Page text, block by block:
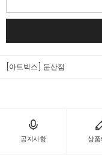
[아트박스] 둔산점
공지사항 상품